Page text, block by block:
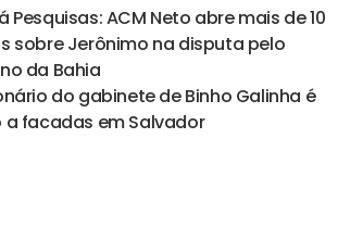
Pesquisas: ACM Neto abre mais de 10
sobre Jerônimo na disputa pelo
da Bahia
do gabinete de Binho Galinha é
facadas em Salvador